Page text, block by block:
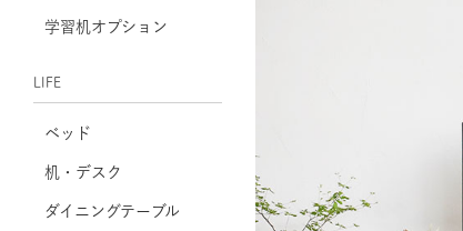
学習机オプション
LIFE
ベッド
机・デスク
ダイニングテーブル